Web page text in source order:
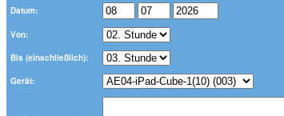
Datum:
Von:
Bis (einschließlich):
Gerät: